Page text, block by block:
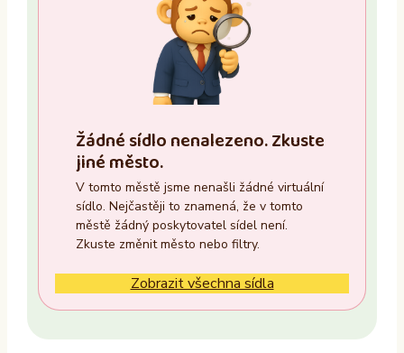
Ano
Ne
Recepce
Ano
Ne
Žádné sídlo nenalezeno. Zkuste
jiné město.
V tomto městě jsme nenašli žádné virtuální
sídlo. Nejčastěji to znamená, že v tomto
městě žádný poskytovatel sídel není.
Zkuste změnit město nebo filtry.
Zobrazit všechna sídla